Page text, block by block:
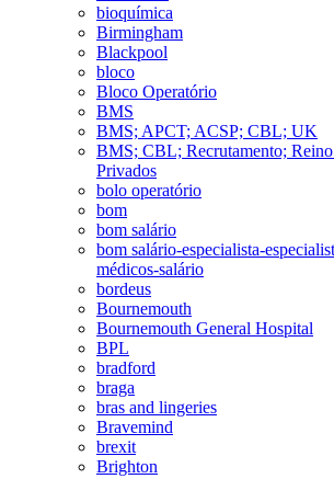
bioquímica
Birmingham
Blackpool
bloco
Bloco Operatório
BMS
BMS; APCT; ACSP; CBL; UK
BMS; CBL; Recrutamento;
Privados
bolo operatório
bom
bom salário
bom salário-especialista-
médicos-salário
bordeus
Bournemouth
Bournemouth General Hospital
BPL
bradford
braga
bras and lingeries
Bravemind
brexit
Brighton